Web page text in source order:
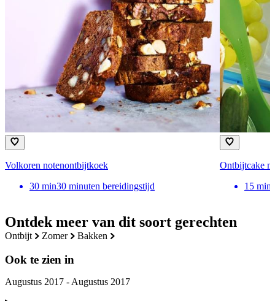
Ontdek meer van dit soort gerechten
ontbijt zomer bakken
Ook te zien in
Augustus 2017 - Augustus 2017
Volkoren notenontbijtkoek
30 min30 minuten bereidingstijd
Ontbijtcake
15 min